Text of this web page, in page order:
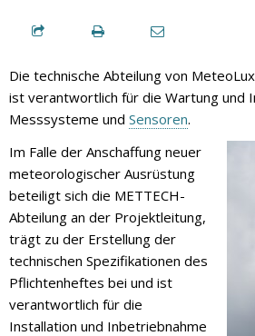
Die technische Abteilung von
ist verantwortlich für die Wartung und
Messsysteme und Sensoren.
Im Falle der Anschaffung neuer
meteorologischer Ausrüstung
beteiligt sich die METTECH-
Abteilung an der Projektleitung,
trägt zu der Erstellung der
technischen Spezifikationen des
Pflichtenheftes bei und ist
verantwortlich für die
Installation und Inbetriebnahme